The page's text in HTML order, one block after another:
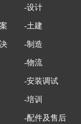
-设计
-土建
-制造
-物流
-安装调试
-培训
-配件及售后